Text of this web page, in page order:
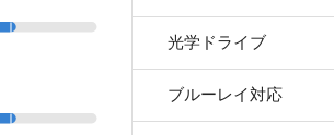
光学ドライブ
ブルーレイ対応